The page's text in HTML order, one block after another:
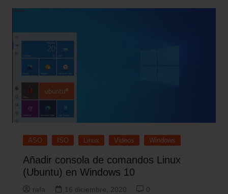
ASO ISO Linux Videos Windows
Añadir consola de comandos Linux
(Ubuntu) en Windows 10
rafa 16 diciembre, 2020 0